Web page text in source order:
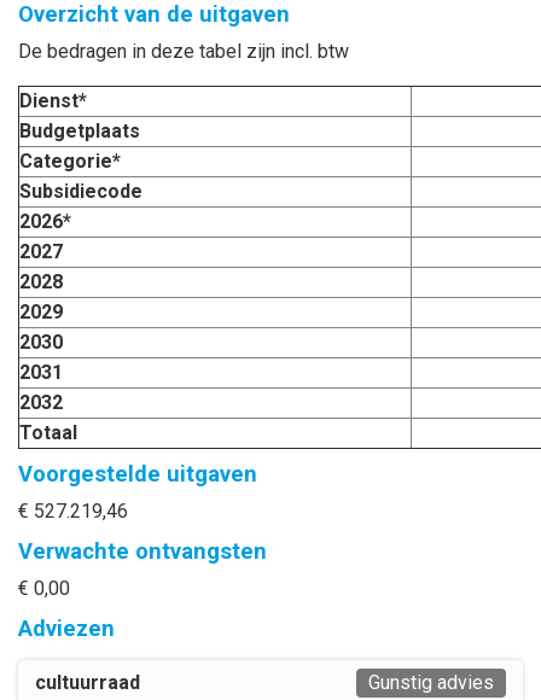
Overzicht van de uitgaven
De bedragen in deze tabel zijn incl. btw
Dienst*
Budgetplaats
Categorie*
Subsidiecode
2026*
2027
2028
2029
2030
2031
2032
Totaal
Voorgestelde uitgaven
€ 527.219,46
Verwachte ontvangsten
€ 0,00
Adviezen
cultuurraad Gunstig advies